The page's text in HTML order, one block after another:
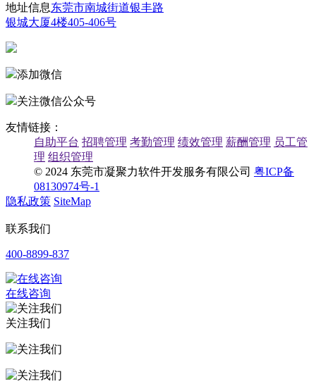
地址信息东莞市南城街道银丰路
银城大厦4楼405-406号
添加微信
关注微信公众号
友情链接：
自助平台 招聘管理 考勤管理 绩效管理 薪酬管理 员工管
理 组织管理
© 2024 东莞市凝聚力软件开发服务有限公司 粤ICP备
08130974号-1
隐私政策 SiteMap
联系我们
400-8899-837
在线咨询
关注我们